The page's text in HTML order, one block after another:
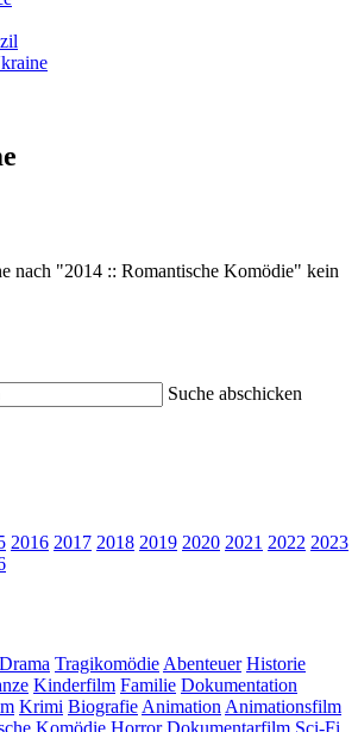
nach "2014 :: Romantische Komödie" kein
Suche abschicken
2016 2017 2018 2019 2020 2021 2022 2023
Drama Tragikomödie Abenteuer Historie
Kinderfilm Familie Dokumentation
Krimi Biografie Animation Animationsfilm
Komödie Horror Dokumentarfilm Sci-Fi